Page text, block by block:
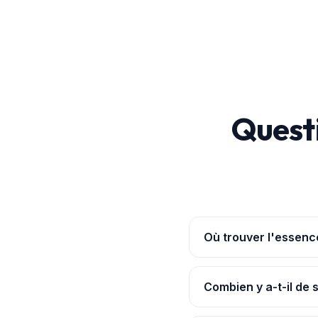
Où trouver
ruptures signalées.
Combien y a-t-il de